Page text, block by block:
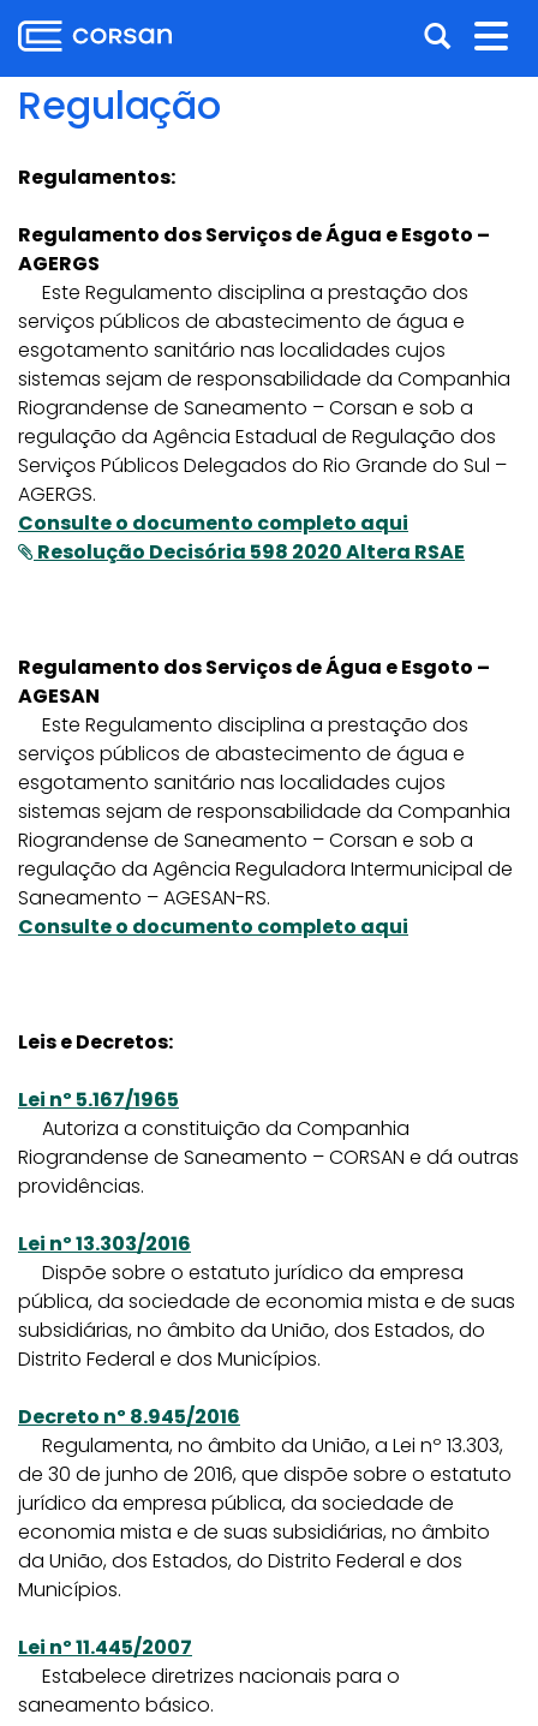
para
o
conteúdo
para
busca
para
o
conteúdo
Abrir
a
Regulação
Regulamentos:
Regulamento dos Serviços de Água e Esgoto –
AGERGS
Este Regulamento disciplina a prestação dos
serviços públicos de abastecimento de água e
esgotamento sanitário nas localidades cujos
sistemas sejam de responsabilidade da Companhia
Riograndense de Saneamento – Corsan e sob a
regulação da Agência Estadual de Regulação dos
Serviços Públicos Delegados do Rio Grande do Sul –
AGERGS.
Consulte o documento completo aqui
Resolução Decisória 598 2020 Altera RSAE
Regulamento dos Serviços de Água e Esgoto –
AGESAN
Este Regulamento disciplina a prestação dos
serviços públicos de abastecimento de água e
esgotamento sanitário nas localidades cujos
sistemas sejam de responsabilidade da Companhia
Riograndense de Saneamento – Corsan e sob a
regulação da Agência Reguladora Intermunicipal de
Saneamento – AGESAN-RS.
Consulte o documento completo aqui
Leis e Decretos:
Lei nº 5.167/1965
Autoriza a constituição da Companhia
Riograndense de Saneamento – CORSAN e dá outras
providências.
Lei nº 13.303/2016
Dispõe sobre o estatuto jurídico da empresa
pública, da sociedade de economia mista e de suas
subsidiárias, no âmbito da União, dos Estados, do
Distrito Federal e dos Municípios.
Decreto nº 8.945/2016
Regulamenta, no âmbito da União, a Lei nº 13.303,
de 30 de junho de 2016, que dispõe sobre o estatuto
jurídico da empresa pública, da sociedade de
economia mista e de suas subsidiárias, no âmbito
da União, dos Estados, do Distrito Federal e dos
Municípios.
Lei nº 11.445/2007
Estabelece diretrizes nacionais para o
saneamento básico.